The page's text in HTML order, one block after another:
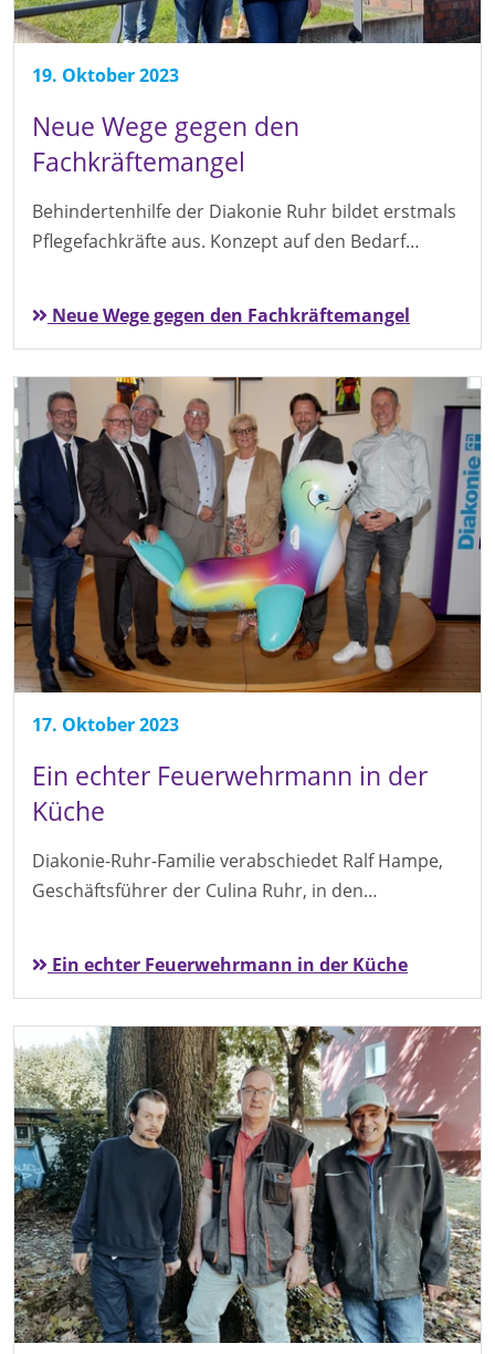
19. Oktober 2023
Neue Wege gegen den
Fachkräftemangel
Behindertenhilfe der Diakonie Ruhr bildet erstmals
Pflegefachkräfte aus. Konzept auf den Bedarf…
Neue Wege gegen den Fachkräftemangel
17. Oktober 2023
Ein echter Feuerwehrmann in der
Küche
Diakonie-Ruhr-Familie verabschiedet Ralf Hampe,
Geschäftsführer der Culina Ruhr, in den…
Ein echter Feuerwehrmann in der Küche